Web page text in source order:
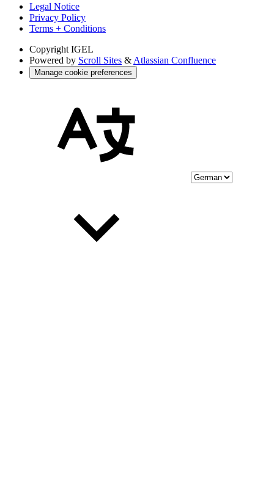
Legal Notice
Privacy Policy
Terms + Conditions
Copyright IGEL
Powered by Scroll Sites & Atlassian Confluence
Manage cookie preferences